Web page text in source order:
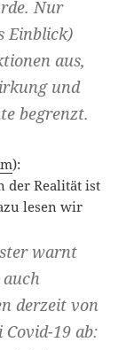
Nur
Einblick)
aus,
und
begrenzt.
):
der Realität ist
lesen wir
warnt
derzeit von
19 ab: